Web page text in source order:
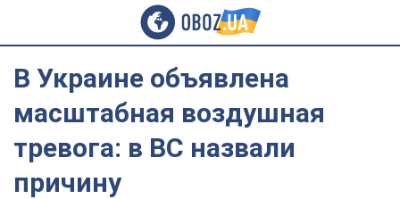
В Украине объявлена
масштабная воздушная
тревога: в ВС назвали
причину